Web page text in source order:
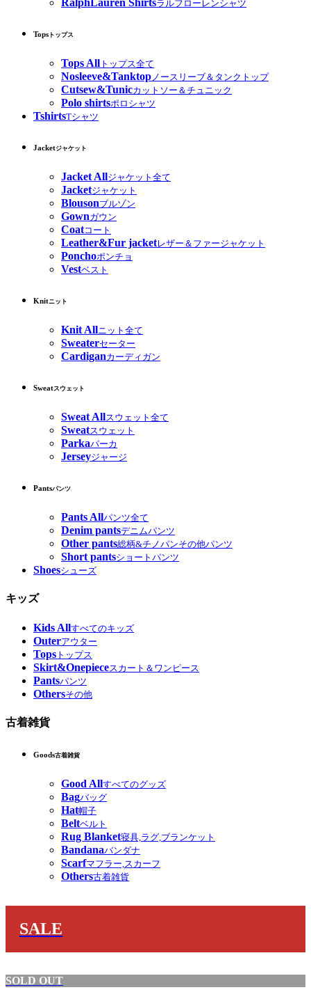
RalphLauren Shirtsラルフローレンシャツ
Tops トップス
Tops All トップス全て
Nosleeve&Tanktopノースリーブ＆タンクトップ
Cutsew&Tunicカットソー＆チュニック
Polo shirtsポロシャツ
TshirtsTシャツ
Jacketジャケット
Jacket Allジャケット全て
Jacketジャケット
Blousonブルゾン
Gownガウン
Coatコート
Leather&Fur jacketレザー＆ファージャケット
Ponchoポンチョ
Vestベスト
Knitニット
Knit Allニット全て
Sweaterセーター
Cardiganカーディガン
Sweatスウェット
Sweat Allスウェット全て
Sweatスウェット
Parkaパーカ
Jerseyジャージ
Pantsパンツ
Pants Allパンツ全て
Denim pantsデニムパンツ
Other pants総柄&チノパンその他パンツ
Short pantsショートパンツ
Shoesシューズ
キッズ
Kids Allすべてのキッズ
Outerアウター
Tops トップス
Skirt&Onepieceスカート＆ワンピース
Pantsパンツ
Othersその他
古着雑貨
Goods古着雑貨
Good Allすべてのグッズ
Bagバッグ
Hat帽子
Beltベルト
Rug Blanket寝具,ラグ,ブランケット
Bandanaバンダナ
Scarfマフラー,スカーフ
Others古着雑貨
SALE
SOLD OUT